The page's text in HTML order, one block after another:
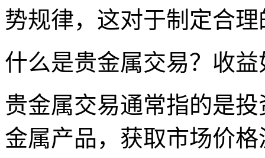
势规律，这对于制定合
什么是贵金属交易？收
贵金属交易通常指的是
金属产品，获取市场价